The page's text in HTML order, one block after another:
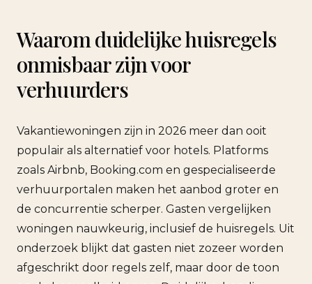
Waarom duidelijke huisregels
onmisbaar zijn voor
verhuurders
Vakantiewoningen zijn in 2026 meer dan ooit
populair als alternatief voor hotels. Platforms
zoals Airbnb, Booking.com en gespecialiseerde
verhuurportalen maken het aanbod groter en
de concurrentie scherper. Gasten vergelijken
woningen nauwkeurig, inclusief de huisregels. Uit
onderzoek blijkt dat gasten niet zozeer worden
afgeschrikt door regels zelf, maar door de toon